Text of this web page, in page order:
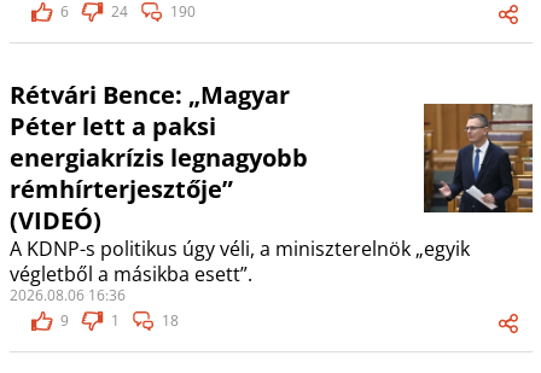
6
24 190
Rétvári Bence: „Magyar
Péter lett a paksi
energiakrízis legnagyobb
rémhírterjesztője”
(VIDEÓ)
A KDNP-s politikus úgy véli, a miniszterelnök „egyik
végletből a másikba esett”.
2026.08.06 16:36
9
1 18